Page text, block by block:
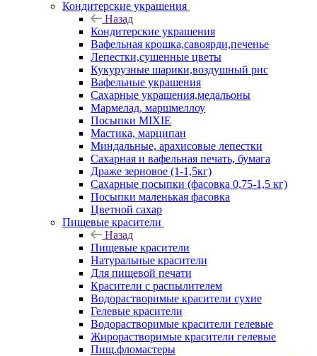
Кондитерские украшения
Назад
Кондитерские украшения
Вафельная крошка,савоярди,печенье
Лепестки,сушенные цветы
Кукурузные шарики,воздушный рис
Вафельные украшения
Сахарные украшения,медальоны
Мармелад, маршмеллоу
Посыпки MIXIE
Мастика, марципан
Миндальные, арахисовые лепестки
Сахарная и вафельная печать, бумага
Драже зерновое (1-1,5кг)
Сахарные посыпки (фасовка 0,75-1,5 кг)
Посыпки маленькая фасовка
Цветной сахар
Пищевые красители
Назад
Пищевые красители
Натуральные красители
Для пищевой печати
Красители с распылителем
Водорастворимые красители сухие
Гелевые красители
Водорастворимые красители гелевые
Жирорастворимые красители гелевые
Пищ.фломастеры